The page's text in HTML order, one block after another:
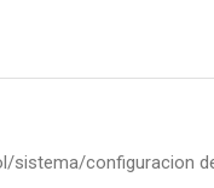
sistema/configuracion